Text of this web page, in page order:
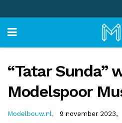
“Tatar Sunda”
Modelspoor
Modelbouw.nl , 9 november 2023,